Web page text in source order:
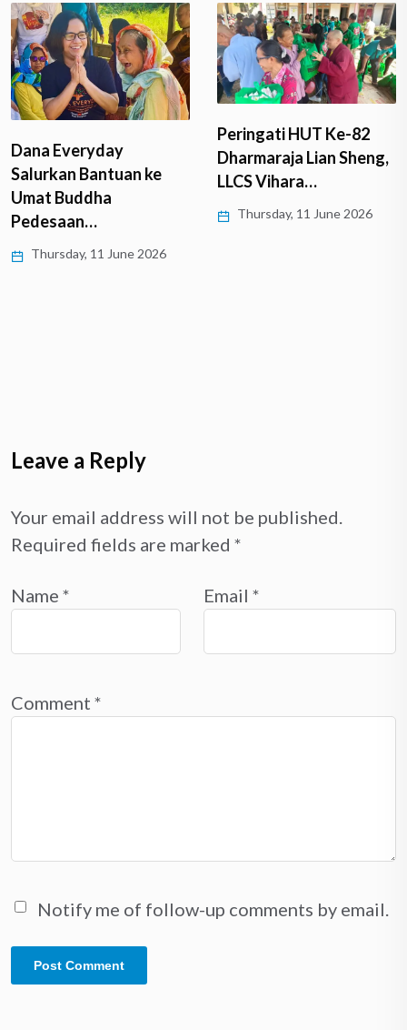
Dana Everyday
Salurkan Bantuan ke
Umat Buddha
Pedesaan…
Thursday, 11 June 2026
Peringati HUT Ke-82
Dharmaraja Lian Sheng,
LLCS Vihara…
Thursday, 11 June 2026
Leave a Reply
Your email address will not be published.
Required fields are marked *
Name * Email *
Comment *
Notify me of follow-up comments by email.